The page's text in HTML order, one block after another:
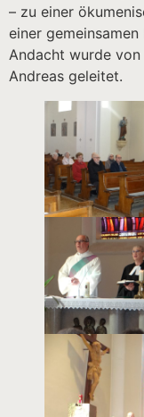
– zu einer
einer
Andacht wurde
Andreas geleitet.